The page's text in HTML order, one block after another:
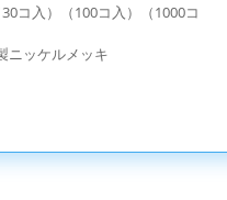
30コ入）（100コ入）（1000コ
ニッケルメッキ